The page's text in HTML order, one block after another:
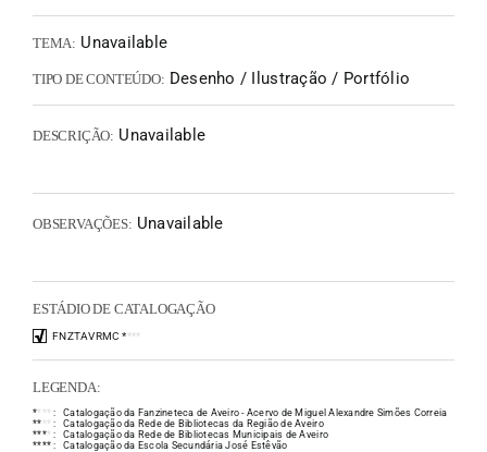
TEMA: Unavailable
TIPO DE CONTEÚDO: Desenho / Ilustração / Portfólio
DESCRIÇÃO: Unavailable
OBSERVAÇÕES: Unavailable
ESTÁDIO DE CATALOGAÇÃO
FNZTAVRMC ****
LEGENDA:
** * * :
Catalogação da Fanzineteca de Aveiro - Acervo de Miguel Alexandre Simões Correia
** * * :
Catalogação da Rede de Bibliotecas da Região de Aveiro
**** :
Catalogação da Rede de Bibliotecas Municipais de Aveiro
**** : Catalogação da Escola Secundária José Estêvão